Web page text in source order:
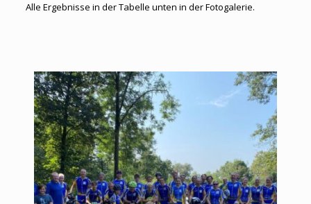
Alle Ergebnisse in der Tabelle unten in der Fotogalerie.